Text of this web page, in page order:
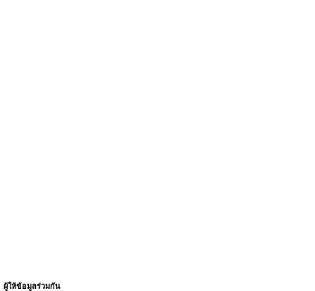
ผู้ให้ข้อมูลร่วมกัน